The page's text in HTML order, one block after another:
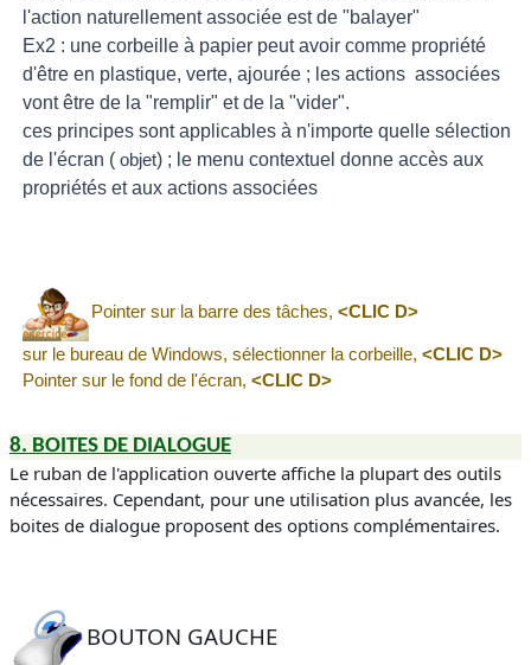
l'action naturellement associée est de "balayer"
Ex2 : une corbeille à papier peut avoir comme propriété
d'être en plastique, verte, ajourée ; les actions associées
vont être de la "remplir" et de la "vider".
ces principes sont applicables à n'importe quelle sélection
de l'écran (objet) ; le menu contextuel donne accès aux
propriétés et aux actions associées
Pointer sur la barre des tâches,<CLIC D>
sur le bureau de Windows, sélectionner la corbeille,<CLIC D>
Pointer sur le fond de l'écran,<CLIC D>
8. BOITES DE DIALOGUE
Le ruban de l'application ouverte affiche la plupart des outils
nécessaires. Cependant, pour une utilisation plus avancée, les
boites de dialogue proposent des options complémentaires.
BOUTON GAUCHE